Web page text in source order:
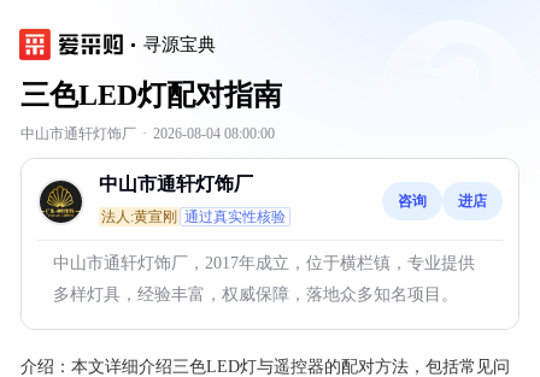
寻源宝典
三色LED灯配对指南
中山市通轩灯饰厂 · 2026-08-04 08:00:00
中山市通轩灯饰厂
法人:黄宣刚 通过真实性核验
咨询 进店
中山市通轩灯饰厂，2017年成立，位于横栏镇，专业提供
多样灯具，经验丰富，权威保障，落地众多知名项目。
介绍： 本文详细介绍三色LED灯与遥控器的配对方法，包括常见问